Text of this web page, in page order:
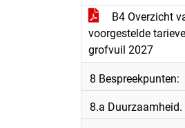
B4 Overzicht
voorgestelde
grofvuil 2027
8 Bespreekpunten:
8.a Duurzaamheid.